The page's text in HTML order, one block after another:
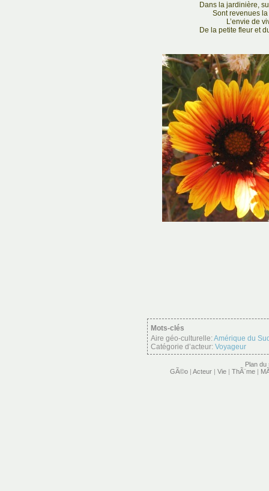
Dans la jardinière,
Sont revenues
L’envie de
De la petite fleur et
Mots-clés
Aire géo-culturelle:Amérique du
Catégorie d’acteur: Voyageur
Plan du
GÃ©o | Acteur | Vie | ThÃ¨me |